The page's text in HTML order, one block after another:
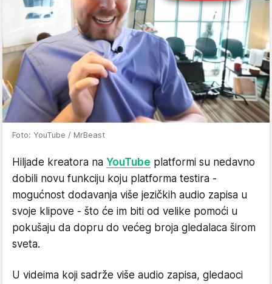
Foto: YouTube / MrBeast
Hiljade kreatora na YouTube platformi su nedavno
dobili novu funkciju koju platforma testira -
mogućnost dodavanja više jezičkih audio zapisa u
svoje klipove - što će im biti od velike pomoći u
pokušaju da dopru do većeg broja gledalaca širom
sveta.
U videima koji sadrže više audio zapisa, gledaoci